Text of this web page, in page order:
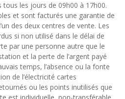
les jours de 09h00 à 17h00.
et sont facturés une garantie de
des deux centres de vente. Les
si non utilisé dans le délai de
par une personne autre que le
et la perte de l’argent payé
temps, l’absence ou la fonte
de l’électricité cartes
ou les points inutilisés que